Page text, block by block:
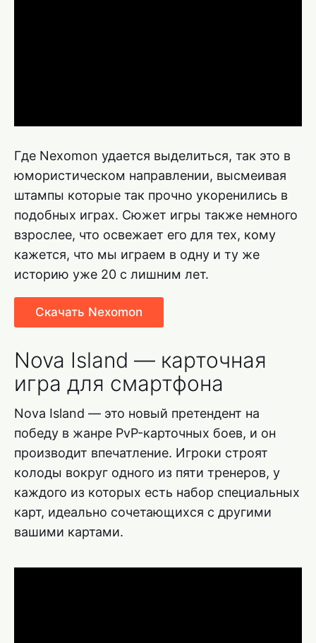
Где Nexomon удается выделиться, так это в
юмористическом направлении, высмеивая
штампы которые так прочно укоренились в
подобных играх. Сюжет игры также немного
взрослее, что освежает его для тех, кому
кажется, что мы играем в одну и ту же
историю уже 20 с лишним лет.
Скачать Nexomon
Nova Island — карточная
игра для смартфона
Nova Island — это новый претендент на
победу в жанре PvP-карточных боев, и он
производит впечатление. Игроки строят
колоды вокруг одного из пяти тренеров, у
каждого из которых есть набор специальных
карт, идеально сочетающихся с другими
вашими картами.